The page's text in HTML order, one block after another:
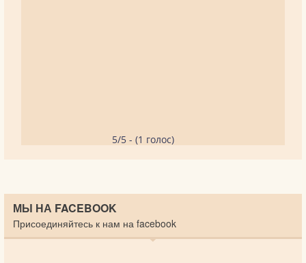
5/5 - (1 голос)
МЫ НА FACEBOOK
Присоединяйтесь к нам на facebook